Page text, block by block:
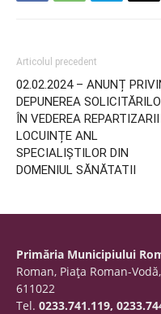
Articolul precedent
02.02.2024 – ANUNȚ
DEPUNEREA
ÎN VEDEREA REPARTIZARII
LOCUINȚE ANL
SPECIALIȘTILOR DIN
DOMENIUL SĂNĂTATII
Primăria Municipiului
Roman, Piaţa Roman-
611022
Tel. 0233.741.119,